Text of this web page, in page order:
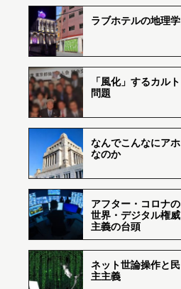
ラブホテルの地理学
「風化」するカルト
問題
なんでこんなにアホ
なのか
アフター・コロナの
世界・デジタル権威
主義の台頭
ネット世論操作と民
主主義